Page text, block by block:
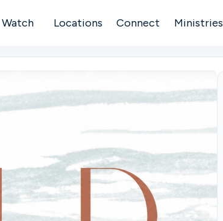
Watch Locations Connect Ministries